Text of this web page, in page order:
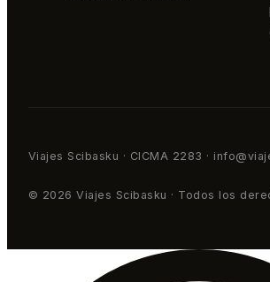
Viajes Scibasku · CICMA 2283 ·
© 2026 Viajes Scibasku · Todos los